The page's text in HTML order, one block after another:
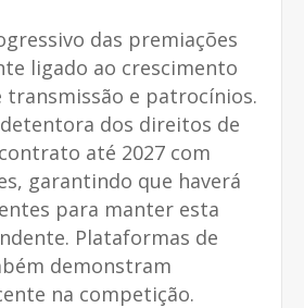
das premiações
ligado ao crescimento
transmissão e patrocínios.
dos direitos de
até 2027 com
garantindo que haverá
para manter esta
Plataformas de
demonstram
na competição.